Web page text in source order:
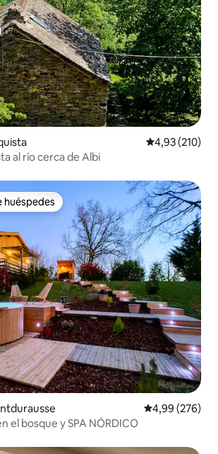
Calificación
4,93 (210)
al río cerca de Albi
huéspedes más destacados
huéspedes
Calificación
4,99 (276)
el bosque y SPA NÓRDICO